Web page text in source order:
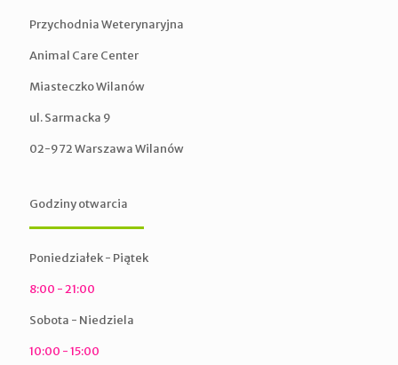
Przychodnia Weterynaryjna
Animal Care Center
Miasteczko Wilanów
ul. Sarmacka 9
02-972 Warszawa Wilanów
Godziny otwarcia
Poniedziałek - Piątek
8:00 - 21:00
Sobota - Niedziela
10:00 - 15:00